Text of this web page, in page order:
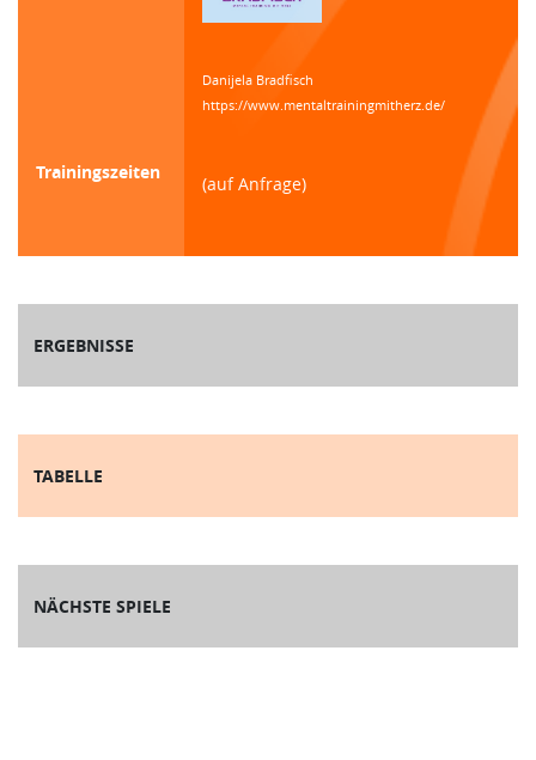
Danijela Bradfisch
https://www.mentaltrainingmitherz.de/
Trainingszeiten
(auf Anfrage)
ERGEBNISSE
TABELLE
NÄCHSTE SPIELE